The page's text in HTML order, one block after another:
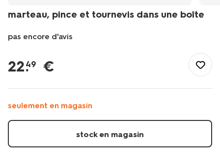
marteau, pince et tournevis dans une boîte
pas encore d'avis
be/loisirs-
temps-
vacances/voyage/sieges-
accessoires-
auto/marteau-
pince-
tournevis-
22.
49 €
seulement en magasin
stock en magasin